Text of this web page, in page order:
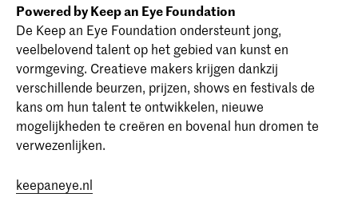
Powered by Keep an Eye Foundation
De Keep an Eye Foundation ondersteunt jong,
veelbelovend talent op het gebied van kunst en
vormgeving. Creatieve makers krijgen dankzij
verschillende beurzen, prijzen, shows en festivals de
kans om hun talent te ontwikkelen, nieuwe
mogelijkheden te creëren en bovenal hun dromen te
verwezenlijken.
keepaneye.nl